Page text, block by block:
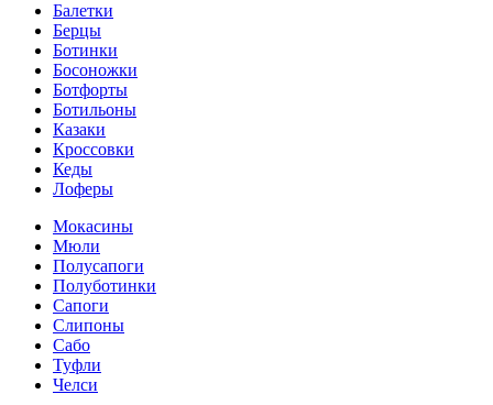
Балетки
Берцы
Ботинки
Босоножки
Ботфорты
Ботильоны
Казаки
Кроссовки
Кеды
Лоферы
Мокасины
Мюли
Полусапоги
Полуботинки
Сапоги
Слипоны
Сабо
Туфли
Челси